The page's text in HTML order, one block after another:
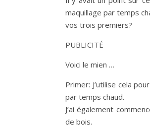
maquillage par temps
vos trois premiers?
PUBLICITÉ
Voici le mien …
Primer: J’utilise cela
par temps chaud.
J’ai également
de bois.